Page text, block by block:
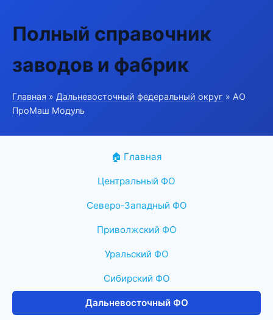
Полный справочник
заводов и фабрик
Главная » Дальневосточный федеральный округ » АО
ПроМаш Модуль
🏠 Главная
Центральный ФО
Северо-Западный ФО
Приволжский ФО
Уральский ФО
Сибирский ФО
Дальневосточный ФО